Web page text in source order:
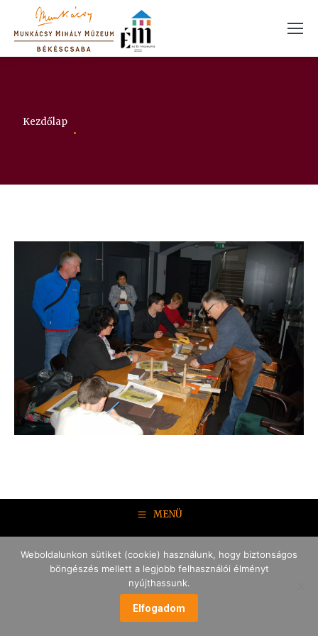
Itt vagy:
Kezdőlap
MENÜ
Weboldalunkon sütiket (cookie) használunk, hogy biztonságos
böngészés mellett a legjobb felhasználói élményt
nyújthassunk.
Elfogadom